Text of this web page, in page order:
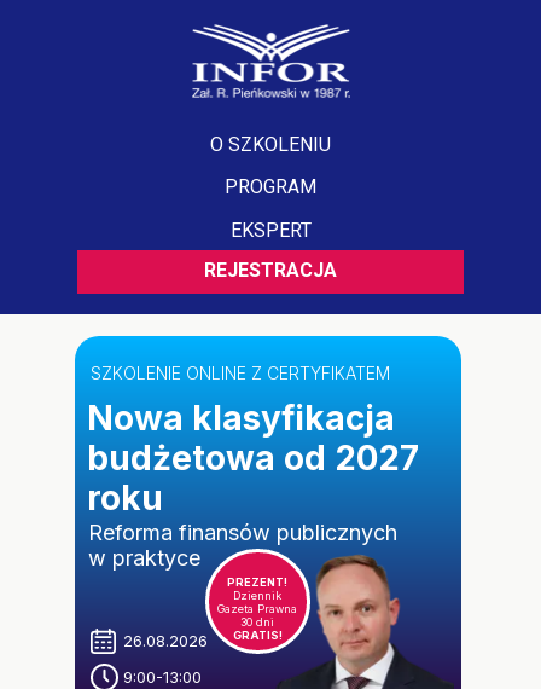
O SZKOLENIU
PROGRAM
EKSPERT
REJESTRACJA
SZKOLENIE ONLINE Z CERTYFIKATEM
Nowa klasyfikacja
budżetowa od 2027
roku
9:00-13:00
Reforma finansów publicznych
w praktyce
PREZENT!
Dziennik
Gazeta Prawna
30 dni
GRATIS!
26.08.2026